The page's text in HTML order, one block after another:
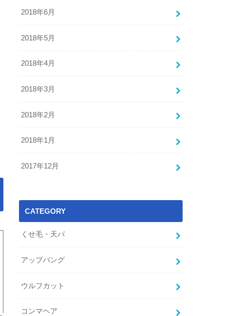
2018年6月
2018年5月
2018年4月
2018年3月
2018年2月
2018年1月
2017年12月
CATEGORY
くせ毛・天パ
アップバング
ウルフカット
コンマヘア